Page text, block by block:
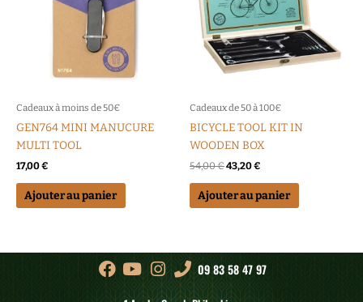
Cadeaux à moins de 50€
GEN764 MINI MANUCURE
MULTI TOOL
17,00€
Ajouter au panier
Cadeaux de 50 à 100€
BICYCLE TOOL KIT IN
WOODEN BOX
54,00€43,20€
Ajouter au panier
09 83 58 47 97